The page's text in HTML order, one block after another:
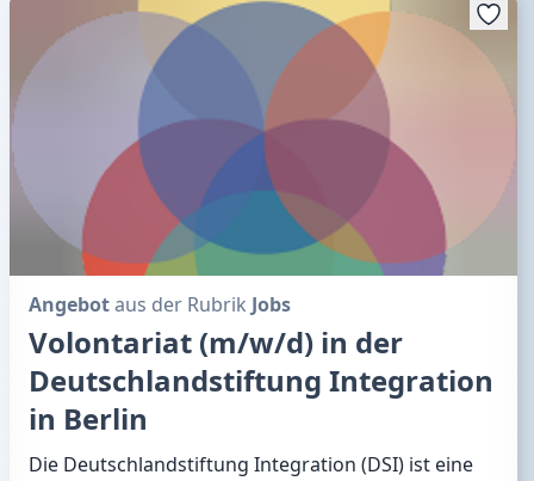
Angebotaus der Rubrik Jobs
Volontariat (m/w/d) in der
Deutschlandstiftung Integration
in Berlin
Die Deutschlandstiftung Integration (DSI) ist eine